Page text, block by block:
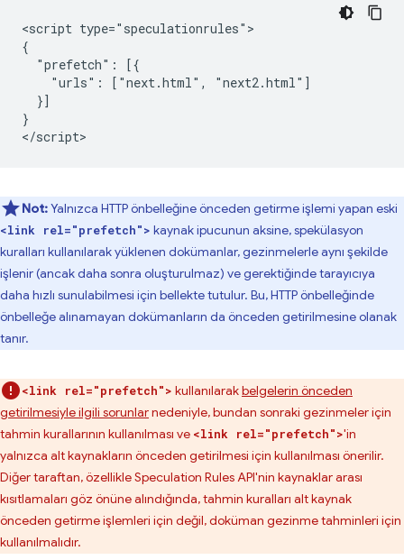
<script type="speculationrules">
{
  "prefetch": [{
    "urls": ["next.html", "next2.html"]
  }]
}
Not:Yalnızca HTTP önbelleğine önceden getirme işlemi yapan eski
<link rel="prefetch"> kaynak ipucunun aksine, spekülasyon
kuralları kullanılarak yüklenen dokümanlar, gezinmelerle aynı şekilde
işlenir (ancak daha sonra oluşturulmaz) ve gerektiğinde tarayıcıya
daha hızlı sunulabilmesi için bellekte tutulur. Bu, HTTP önbelleğinde
önbelleğe alınamayan dokümanların da önceden getirilmesine olanak
tanır.
<link rel="prefetch"> kullanılarakbelgelerin önceden
getirilmesiyle ilgili sorunlarnedeniyle, bundan sonraki gezinmeler için
tahmin kurallarının kullanılması ve <link rel="prefetch">'in
yalnızca alt kaynakların önceden getirilmesi için kullanılması önerilir.
Diğer taraftan, özellikle Speculation Rules API'nin kaynaklar arası
kısıtlamaları göz önüne alındığında, tahmin kuralları alt kaynak
önceden getirme işlemleri için değil, doküman gezinme tahminleri için
kullanılmalıdır.